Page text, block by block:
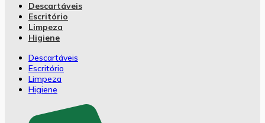
Descartáveis
Escritório
Limpeza
Higiene
Descartáveis
Escritório
Limpeza
Higiene